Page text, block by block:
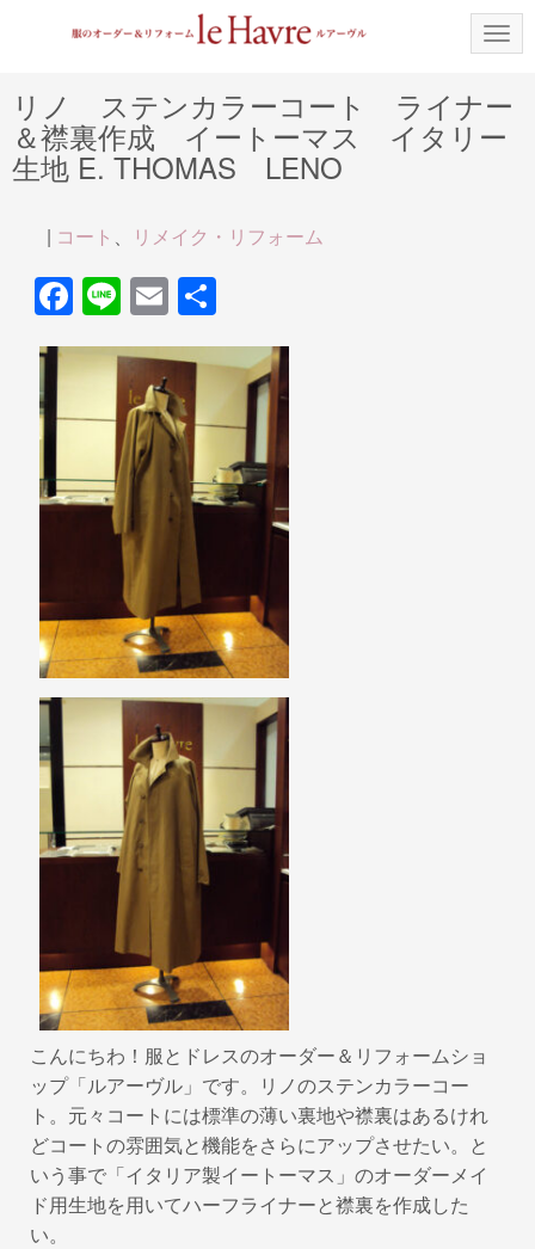
N
a
g
a
t
リノ ステンカラーコート ライナー
＆襟裏作成 イートーマス イタリー
生地 E. THOMAS LENO
| コート 、 リメイク・リフォーム
F
a
c
e
o
o
Li
n
e
E
m
ail
有
こんにちわ！服とドレスのオーダー＆リフォームショ
ップ「ルアーヴル」です。リノのステンカラーコー
ト。元々コートには標準の薄い裏地や襟裏はあるけれ
どコートの雰囲気と機能をさらにアップさせたい。と
いう事で「イタリア製イートーマス」のオーダーメイ
ド用生地を用いてハーフライナーと襟裏を作成した
い。